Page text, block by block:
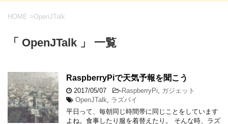
HOME >OpenJTalk
「 OpenJTalk 」 一覧
RaspberryPiで天気予報を聞こう
2017/05/07 -RaspberryPi
ガジェット
OpenJTalk
ラズパイ
平日って、毎朝同じ時間帯に同じことをしています
よね。食事したり服を着替えたり。 そんな時、ラズ